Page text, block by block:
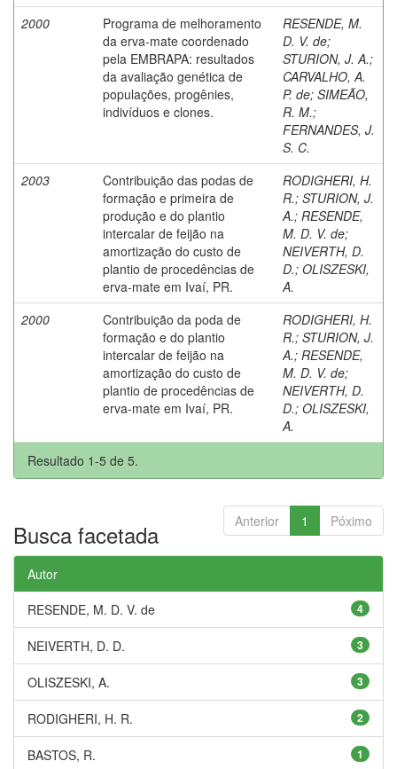
2000
Programa de melhoramento
da erva-mate coordenado
pela EMBRAPA: resultados
da avaliação genética de
populações, progênies,
indivíduos e clones.
RESENDE, M.
D. V. de;
STURION, J. A.;
CARVALHO, A.
P. de; SIMEÃO,
R. M.;
FERNANDES, J.
S. C.
2003
Contribuição das podas de
formação e primeira de
produção e do plantio
intercalar de feijão na
amortização do custo de
plantio de procedências de
erva-mate em Ivaí, PR.
RODIGHERI, H.
R.; STURION, J.
A.; RESENDE,
M. D. V. de;
NEIVERTH, D.
D.; OLISZESKI,
A.
2000
Contribuição da poda de
formação e do plantio
intercalar de feijão na
amortização do custo de
plantio de procedências de
erva-mate em Ivaí, PR.
RODIGHERI, H.
R.; STURION, J.
A.; RESENDE,
M. D. V. de;
NEIVERTH, D.
D.; OLISZESKI,
A.
Resultado 1-5 de 5.
Anterior 1 Póximo
Busca facetada
Autor
4
RESENDE, M. D. V. de
3
NEIVERTH, D. D.
3
OLISZESKI, A.
2
RODIGHERI, H. R.
1
BASTOS, R.